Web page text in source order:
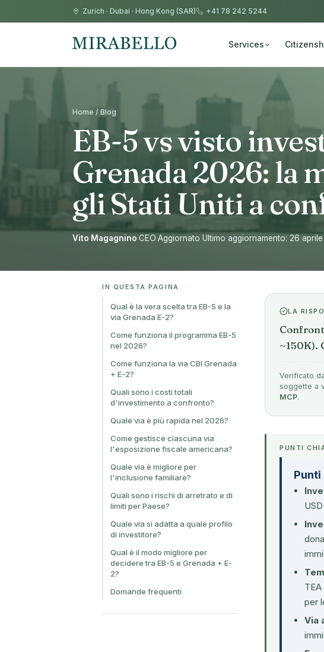
Zurich · Dubai · Hong Kong (SAR) +41 78 242 5244
Services
Home / Blog
EB-5 vs visto
Grenada 2026: la
gli Stati Uniti a
Vito Magagnino·CEO·Aggiornato Ultimo aggiornamento: 26
IN QUESTA PAGINA
Qual è la vera scelta tra EB-5 e la
via Grenada E-2?
Come funziona il programma EB-5
nel 2026?
Come funziona la via CBI Grenada
+ E-2?
Quali sono i costi totali
d'investimento a confronto?
Quale via è più rapida nel 2026?
Come gestisce ciascuna via
l'esposizione fiscale americana?
Quale via è migliore per
l'inclusione familiare?
Quali sono i rischi di arretrato e di
limiti per Paese?
Quale via si adatta a quale profilo
di investitore?
Qual è il modo migliore per
decidere tra EB-5 e Grenada + E-
2?
Domande frequenti
LA
~150K).
Verificato
soggette a
MCP.
PUNTI
Punti
per
Via